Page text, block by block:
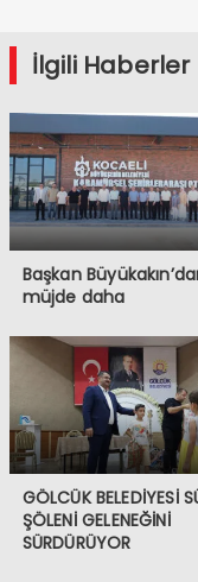
İlgili Haberler
Başkan
müjde daha
GÖLCÜK BELEDİYESİ
ŞÖLENİ GELENEĞİNİ
SÜRDÜRÜYOR